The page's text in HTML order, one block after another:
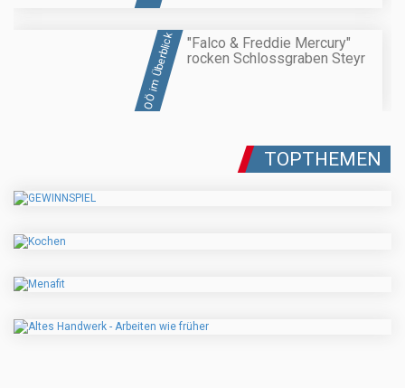
OÖ im Überblick
"Falco & Freddie Mercury"
rocken Schlossgraben Steyr
TOPTHEMEN